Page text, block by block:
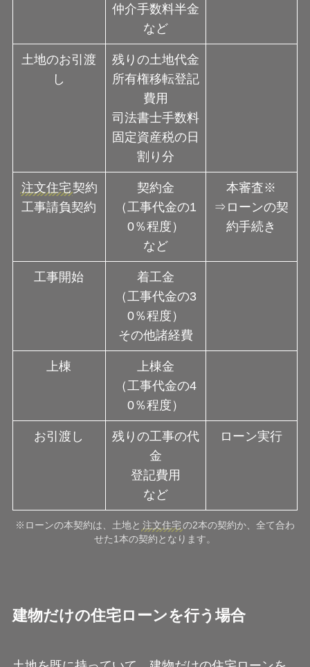
仲介手数料半金
など
土地のお引渡
し
残りの土地代金
所有権移転登記
費用
司法書士手数料
固定資産税の日
割り分
注文住宅契約
工事請負契約
契約金
（工事代金の1
0％程度）
など
本審査※
⇒ローンの契
約手続き
工事開始
着工金
（工事代金の3
0％程度）
その他諸経費
上棟
上棟金
（工事代金の4
0％程度）
お引渡し
残りの工事の代
金
登記費用
など
ローン実行
※ローンの本契約は、土地と 注文住宅の2本の契約か、全て合わ
せた1本の契約となります。
建物だけの住宅ローンを行う場合